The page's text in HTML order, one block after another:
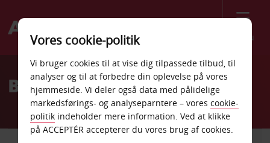
Menu
Welcome
AvisBilleje Paradise Island
Vores cookie-politik
Vi bruger cookies til at vise dig tilpassede tilbud, til
analyser og til at forbedre din oplevelse på vores
hjemmeside. Vi deler også data med pålidelige
markedsførings- og analyseparntere – vores cookie-
politik indeholder mere information. Ved at klikke
på ACCEPTÉR accepterer du vores brug af cookies.